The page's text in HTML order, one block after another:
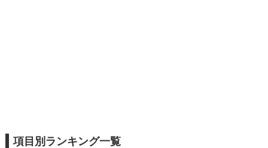
項目別ランキング一覧